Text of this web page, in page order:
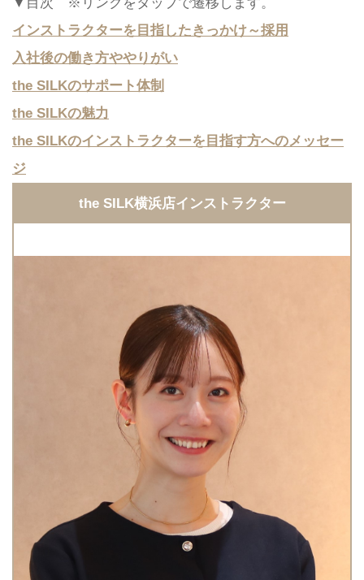
▼目次 ※リンクをタップで遷移します。
インストラクターを目指したきっかけ～採用
入社後の働き方ややりがい
the SILKのサポート体制
the SILKの魅力
the SILKのインストラクターを目指す方へのメッセー
ジ
the SILK横浜店インストラクター